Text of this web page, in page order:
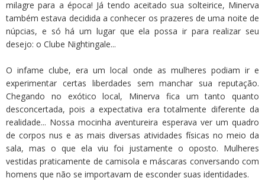
milagre para a época! Já tendo aceitado sua solteirice, Minerva
também estava decidida a conhecer os prazeres de uma noite de
núpcias, e só há um lugar que ela possa ir para realizar seu
desejo: o Clube Nightingale...
O infame clube, era um local onde as mulheres podiam ir e
experimentar certas liberdades sem manchar sua reputação.
Chegando no exótico local, Minerva fica um tanto quanto
desconcertada, pois a expectativa era totalmente diferente da
realidade... Nossa mocinha aventureira esperava ver um quadro
de corpos nus e as mais diversas atividades físicas no meio da
sala, mas o que ela viu foi justamente o oposto. Mulheres
vestidas praticamente de camisola e máscaras conversando com
homens que não se importavam de esconder suas identidades.